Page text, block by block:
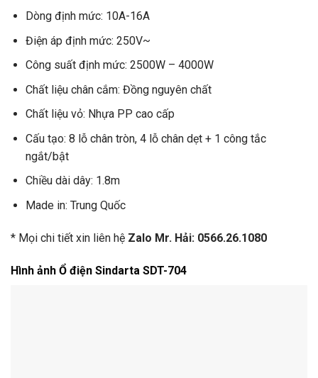
Dòng định mức: 10A-16A
Điện áp định mức: 250V~
Công suất định mức: 2500W – 4000W
Chất liệu chân cắm: Đồng nguyên chất
Chất liệu vỏ: Nhựa PP cao cấp
Cấu tạo: 8 lỗ chân tròn, 4 lỗ chân dẹt + 1 công tắc
ngắt/bật
Chiều dài dây: 1.8m
Made in: Trung Quốc
* Mọi chi tiết xin liên hệ Zalo Mr. Hải: 0566.26.1080
Hình ảnh Ổ điện Sindarta SDT-704